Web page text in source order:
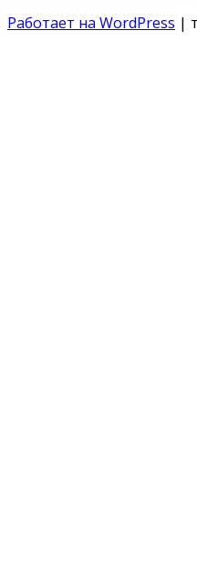
Работает на WordPress |